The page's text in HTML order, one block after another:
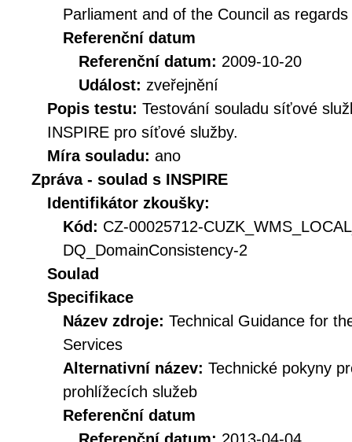
Parliament and of the Council as
Referenční datum
Referenční datum: 2009-10-20
Událost: zveřejnění
Popis testu: Testování souladu síťové
INSPIRE pro síťové služby.
Míra souladu: ano
Zpráva - soulad s INSPIRE
Identifikátor zkoušky:
Kód: CZ-00025712-
DQ_DomainConsistency-2
Soulad
Specifikace
Název zdroje: Technical Guidance for
Services
Alternativní název: Technické pokyny
prohlížecích služeb
Referenční datum